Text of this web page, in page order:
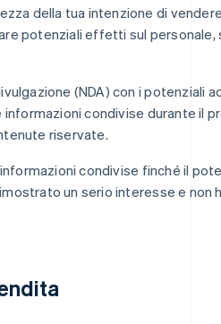
della tua intenzione di
potenziali effetti sul personale,
(NDA) con i potenziali
condivise durante il
riservate.
condivise finché il
un serio interesse e non